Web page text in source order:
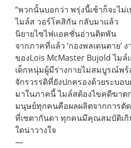
“พวกนั้นบอกว่า พรุ่งนี้เช้าก็จะไม่
ไมล์ส วอร์โคสิกัน กลับมาแล้ว
นิยายไซไฟแอคชั่นอ่านติดพัน
จากภาคที่แล้ว ‘กองพลเดนตาย’
ของLois McMaster Bujold ไมล์
เด็กหนุ่มผู้มีร่างกายไม่สมบูรณ์พ
จักรวรรดิที่ยังปกครองด้วยระบอ
มาในภาคนี้ ไมล์สต้องไขคดีฆาต
มนุษย์ทุกคนคือผลผลิตจากการตั
ที่เซตากันดา ทุกคนมีคุณสมบัติเ
ใดน่าวางใจ
—